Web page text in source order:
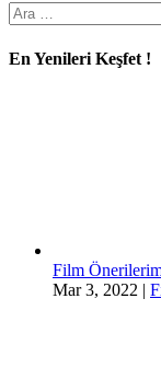
Arama:
En Yenileri Keşfet !
Film
Mar 3, 2022 |